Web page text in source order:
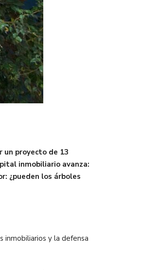
un proyecto de 13
inmobiliario avanza:
¿pueden los árboles
inmobiliarios y la defensa